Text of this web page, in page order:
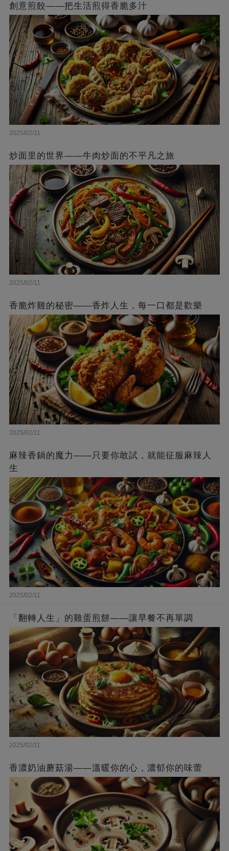
創意煎餃——把生活煎得香脆多汁
2025/02/11
炒面里的世界——牛肉炒面的不平凡之旅
2025/02/11
香脆炸雞的秘密——香炸人生，每一口都是歡樂
2025/02/11
麻辣香鍋的魔力——只要你敢試，就能征服麻辣人
生
2025/02/11
「翻轉人生」的雞蛋煎餅——讓早餐不再單調
2025/02/11
香濃奶油蘑菇湯——溫暖你的心，濃郁你的味蕾